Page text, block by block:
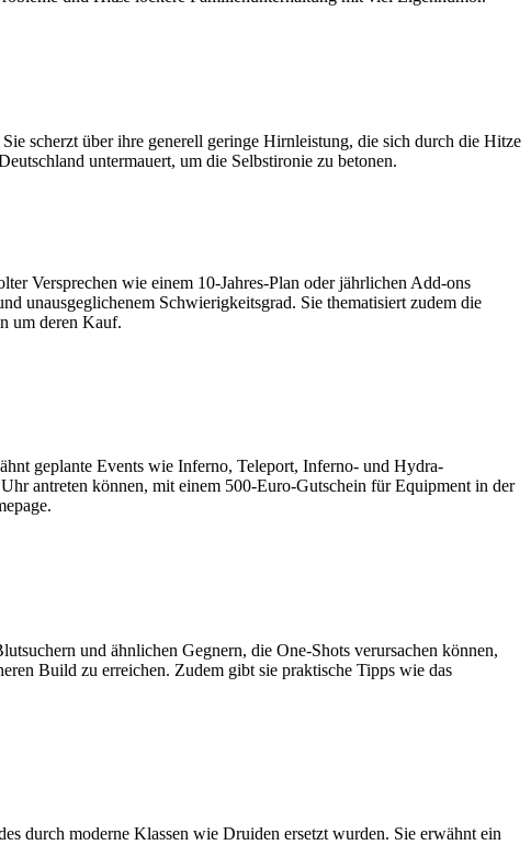
scherzt über ihre generell geringe Hirnleistung, die sich durch die Hitze
untermauert, um die Selbstironie zu betonen.
Versprechen wie einem 10-Jahres-Plan oder jährlichen Add-ons
unausgeglichenem Schwierigkeitsgrad. Sie thematisiert zudem die
um deren Kauf.
geplante Events wie Inferno, Teleport, Inferno- und Hydra-
antreten können, mit einem 500-Euro-Gutschein für Equipment in der
und ähnlichen Gegnern, die One-Shots verursachen können,
Build zu erreichen. Zudem gibt sie praktische Tipps wie das
durch moderne Klassen wie Druiden ersetzt wurden. Sie erwähnt ein